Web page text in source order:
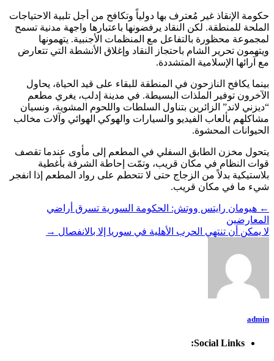
حكومة الإنقاذ غير مُعترف بها دولياً وتكافح من أجل تلبية الاحتياجات
الملحة للمنطقة. لكن النقاد يرفضونها باعتبارها واجهة مدنية تسمح
لمجموعة محظورة بالتفاعل مع المنظمات الأجنبية. يتهمونها
ويتهمون تحرير الشام باحتجاز النقاد وإغلاق الأنشطة التي تتعارض
مع آرائها الإسلامية المتشددة.
بينما يكافح النازحون في المنطقة للبقاء على قيد الحياة، يحاول
الآخرون توفير الملذات البسيطة. في مدينة إدلب، يغري مطعم
“ديزني لاند” الزائرين بتناول السلطات واللحوم المشوية، ونسيان
مشاكلهم بألعاب الفيديو والسيارات والهوكي الهوائي وآلات مخالب
الحيوانات المحشوة.
يتحول مخزن الطابق السفلي في المطعم إلى مأوى عندما تقصف
قوات النظام في مكان قريب، وتمّت إحاطة الشرفة بأغطية
بلاستيكية بدلاً من الزجاج حتى لا تتحطم على رواد المطعم إذا انفجر
شيء ما في مكان قريب.
← هيومان رايتس ووتش: الحكومة السورية تسرق أراضي
المعارضين
لا يمكن أن تنتهي الحرب الأهلية في سوريا إلا بالانفصال →
admin
Social Links: